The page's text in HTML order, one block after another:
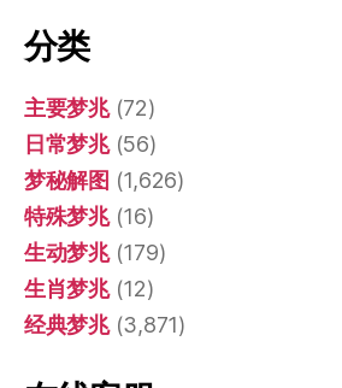
分类
主要梦兆(72)
日常梦兆(56)
梦秘解图 (1,626)
特殊梦兆(16)
生动梦兆(179)
生肖梦兆(12)
经典梦兆(3,871)